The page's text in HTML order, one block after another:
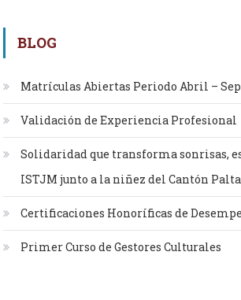
BLOG
Matrículas Abiertas Periodo Abril –
Validación de Experiencia Profesional
Solidaridad que transforma sonrisas,
ISTJM junto a la niñez del Cantón
Certificaciones Honoríficas de
Primer Curso de Gestores Culturales